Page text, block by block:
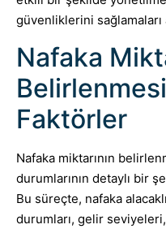
güvenliklerini sağlamaları
Nafaka
Faktörler
Nafaka miktarının
durumlarının detaylı bir
Bu süreçte, nafaka
durumları, gelir